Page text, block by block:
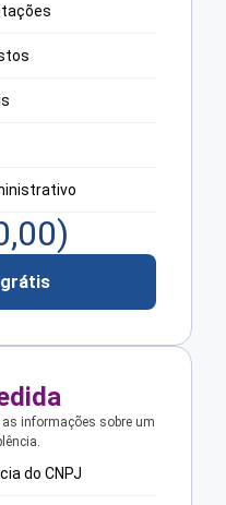
)
informações sobre um
do CNPJ